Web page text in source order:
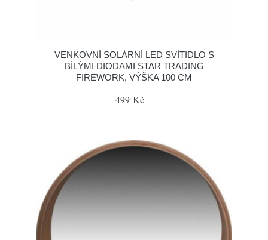
VENKOVNÍ SOLÁRNÍ LED SVÍTIDLO S
BÍLÝMI DIODAMI STAR TRADING
FIREWORK, VÝŠKA 100 CM
499 Kč